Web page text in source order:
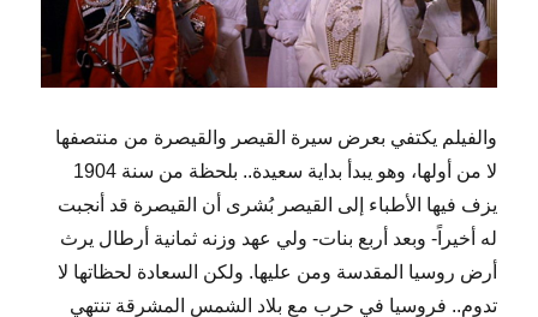
والفيلم يكتفي بعرض سيرة القيصر والقيصرة من منتصفها
لا من أولها، وهو يبدأ بداية سعيدة.. بلحظة من سنة 1904
يزف فيها الأطباء إلى القيصر بُشرى أن القيصرة قد أنجبت
له أخيراً- وبعد أربع بنات- ولي عهد وزنه ثمانية أرطال يرث
أرض روسيا المقدسة ومن عليها. ولكن السعادة لحظاتها لا
تدوم.. فروسيا في حرب مع بلاد الشمس المشرقة تنتهي